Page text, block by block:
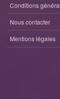
Conditions
Nous contacter
Mentions légales